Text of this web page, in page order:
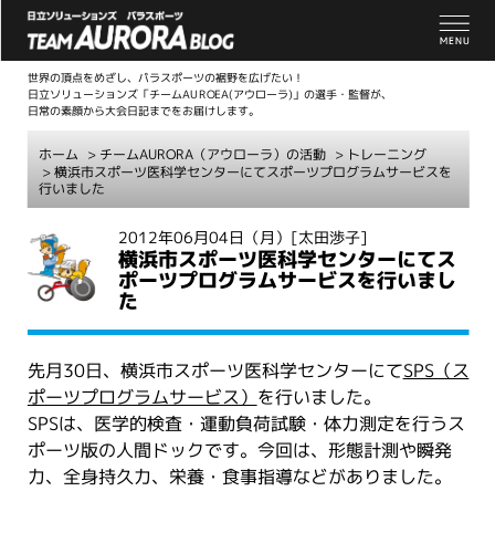
世界の頂点をめざし、パラスポーツの裾野を広げたい！
日立ソリューションズ「チームAUROEA(アウローラ)」の選手・監督が、
日常の素顔から大会日記までをお届けします。
ホーム > チームAURORA（アウローラ）の活動 > トレーニング
> 横浜市スポーツ医科学センターにてスポーツプログラムサービスを
行いました
2012年06月04日（月） [太田渉子]
横浜市スポーツ医科学センターにてス
ポーツプログラムサービスを行いまし
た
先月30日、横浜市スポーツ医科学センターにてSPS（ス
ポーツプログラムサービス） を行いました。
SPSは、医学的検査・運動負荷試験・体力測定を行うス
ポーツ版の人間ドックです。今回は、形態計測や瞬発
力、全身持久力、栄養・食事指導などがありました。